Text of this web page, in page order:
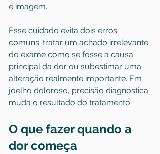
e imagem.
Esse cuidado evita dois erros
comuns: tratar um achado irrelevante
do exame como se fosse a causa
principal da dor ou subestimar uma
alteração realmente importante. Em
joelho doloroso, precisão diagnóstica
muda o resultado do tratamento.
O que fazer quando a
dor começa